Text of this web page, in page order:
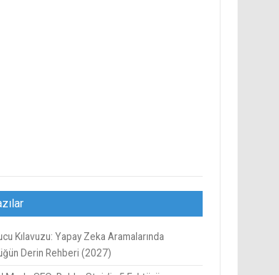
Kılavuzu: Yapay Zeka Aramalarında
Derin Rehberi (2027)